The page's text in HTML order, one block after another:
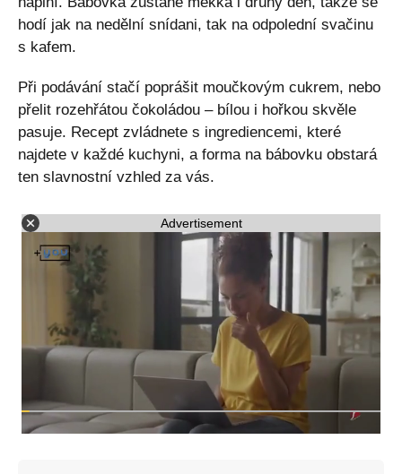
hodí jak na nedělní snídani, tak na odpolední svačinu
s kafem.
Při podávání stačí poprášit moučkovým cukrem, nebo
přelit rozehřátou čokoládou – bílou i hořkou skvěle
pasuje. Recept zvládnete s ingrediencemi, které
najdete v každé kuchyni, a forma na bábovku obstará
ten slavnostní vzhled za vás.
Advertisement